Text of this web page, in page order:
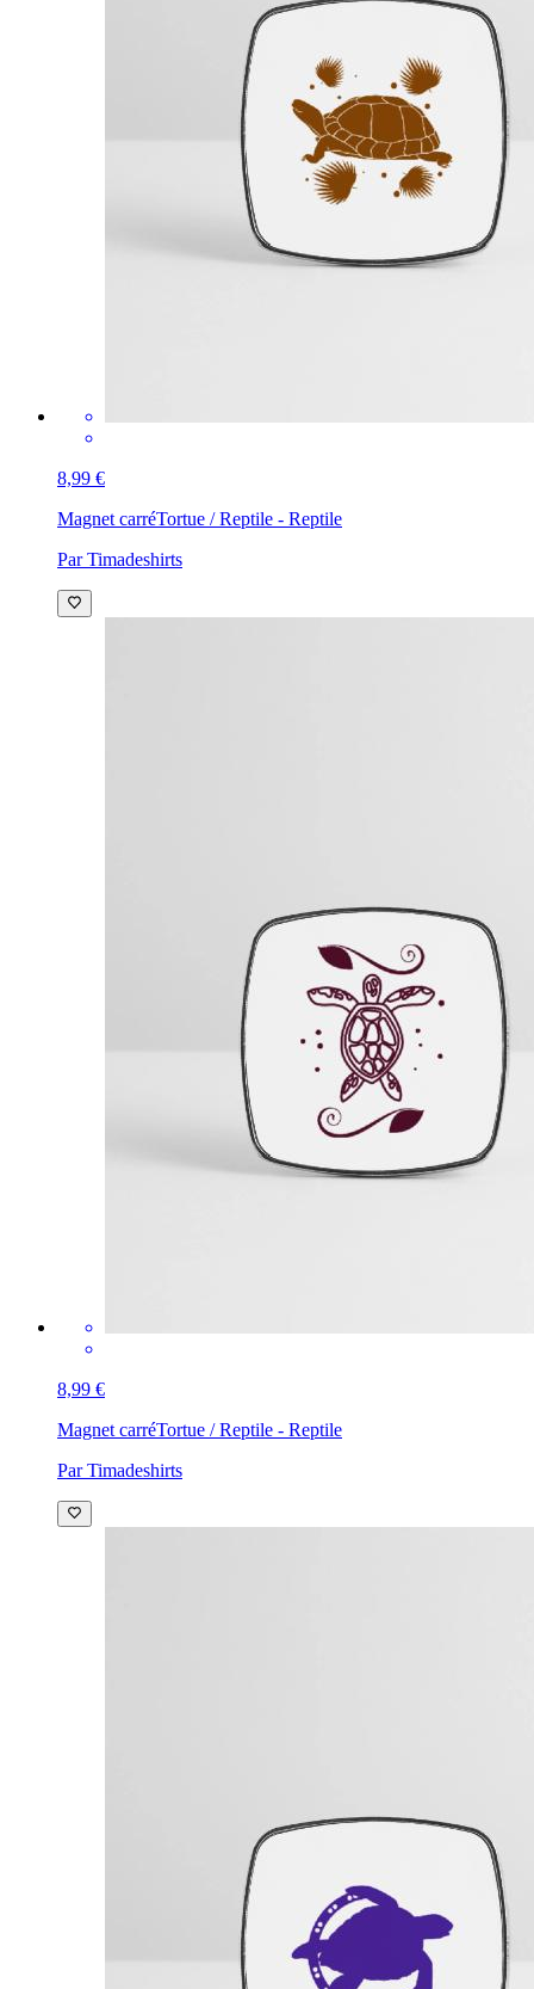
8,99 €
Magnet carréTortue / Reptile - Reptile
Par Timadeshirts
8,99 €
Magnet carréTortue / Reptile - Reptile
Par Timadeshirts